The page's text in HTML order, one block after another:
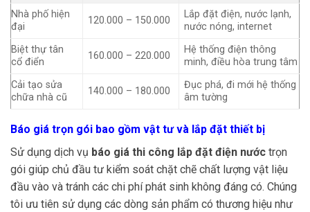
Nhà phố hiện
đại
120.000 – 150.000
Lắp đặt điện, nước lạnh,
nước nóng, internet
Biệt thự tân
cổ điển
160.000 – 220.000
Hệ thống điện thông
minh, điều hòa trung tâm
Cải tạo sửa
chữa nhà cũ
140.000 – 180.000
Đục phá, đi mới hệ thống
âm tường
Báo giá trọn gói bao gồm vật tư và lắp đặt thiết bị
Sử dụng dịch vụ báo giá thi công lắp đặt điện nước trọn
gói giúp chủ đầu tư kiểm soát chặt chẽ chất lượng vật liệu
đầu vào và tránh các chi phí phát sinh không đáng có. Chúng
tôi ưu tiên sử dụng các dòng sản phẩm có thương hiệu như